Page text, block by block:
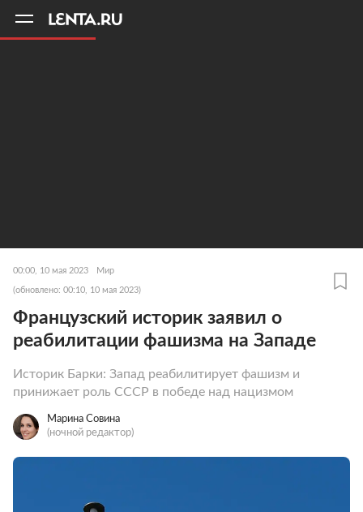
00:00, 10 мая 2023 Мир
(обновлено: 00:10, 10 мая 2023)
Французский историк заявил о
реабилитации фашизма на Западе
Историк Барки: Запад реабилитирует фашизм и
принижает роль СССР в победе над нацизмом
Марина Совина
(ночной редактор)